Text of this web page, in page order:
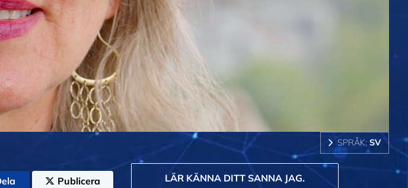
Video
SPRÅK: SV
Publicera
LÄR KÄNNA DITT SANNA JAG.